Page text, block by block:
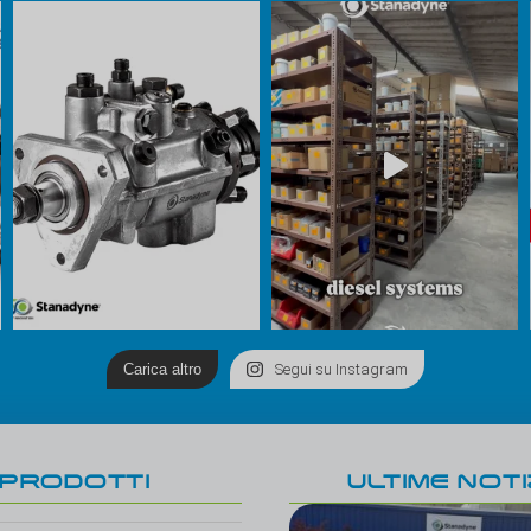
Carica altro Segui su Instagram
ULTIME